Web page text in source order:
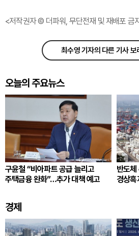
<저작권자 © 더파워, 무단전재 및 재배포 금
최수영 기자의 다른 기사 보
오늘의 주요뉴스
구윤철 “비아파트 공급 늘리고
주택금융 완화”…추가 대책 예고
반도
경상흑
경제